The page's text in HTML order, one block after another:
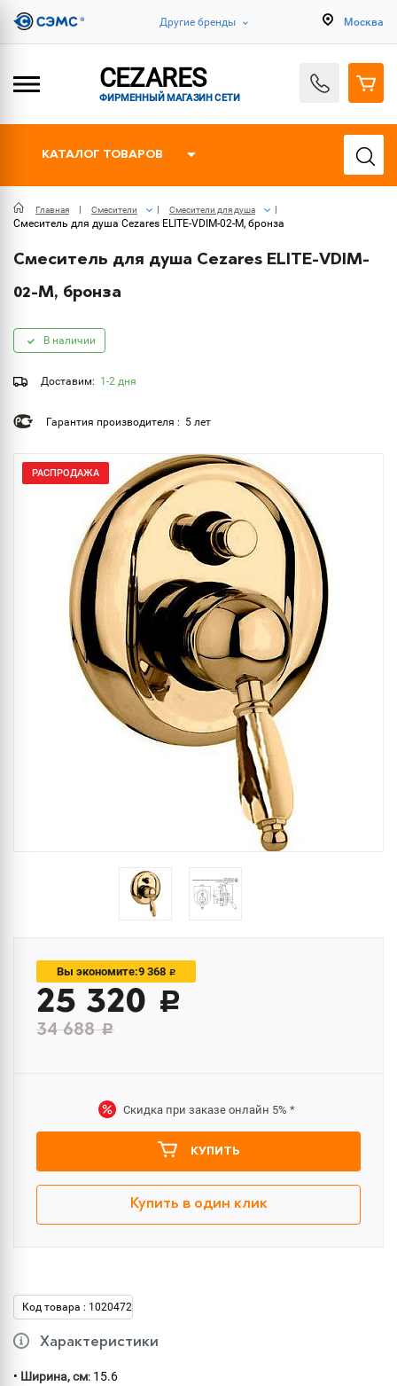
Другие бренды Москва
CEZARES
ФИРМЕННЫЙ МАГАЗИН СЕТИ
КАТАЛОГ ТОВАРОВ
Главная Смесители Смесители для душа
Смеситель для душа Cezares ELITE-VDIM-02-M, бронза
Смеситель для душа Cezares ELITE-VDIM-
02-M, бронза
В наличии
Доставим: 1-2 дня
Гарантия производителя : 5 лет
РАСПРОДАЖА
Вы экономите:9 368 c
25 320 c
34 688c
Скидка при заказе онлайн 5% *
КУПИТЬ
Купить в один клик
Код товара : 1020472
Характеристики
• Ширина, см: 15.6